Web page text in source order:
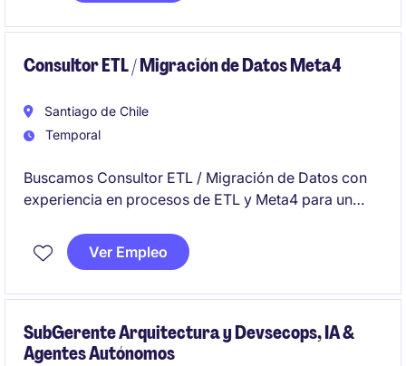
Consultor ETL / Migración de Datos Meta4
Santiago de Chile
Temporal
Buscamos Consultor ETL / Migración de Datos con
experiencia en procesos de ETL y Meta4 para un
El candidato ideal demostrará un profundo
conocimiento en la extracción, transformación y
Ver Empleo
SubGerente Arquitectura y Devsecops, IA &
Agentes Autónomos